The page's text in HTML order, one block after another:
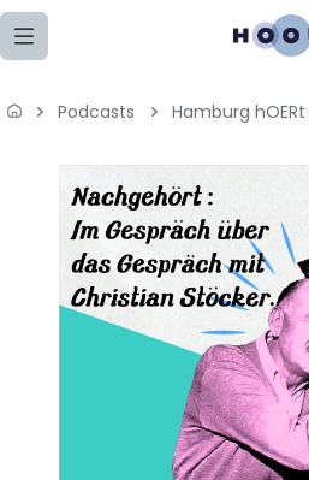
Zum Seiteninhalt
Home
Lernangebote
Podcasts
Meine Lernangebote
Veranstaltungen
Podcasts Hamburg